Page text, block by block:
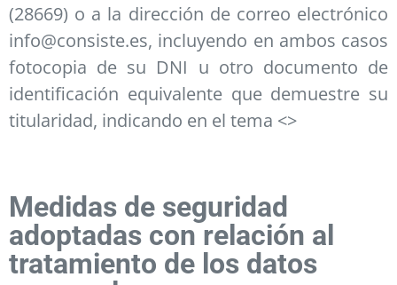
(28669) o a la dirección de correo electrónico
info@consiste.es, incluyendo en ambos casos
fotocopia de su DNI u otro documento de
identificación equivalente que demuestre su
titularidad, indicando en el tema <>
Medidas de seguridad
adoptadas con relación al
tratamiento de los datos